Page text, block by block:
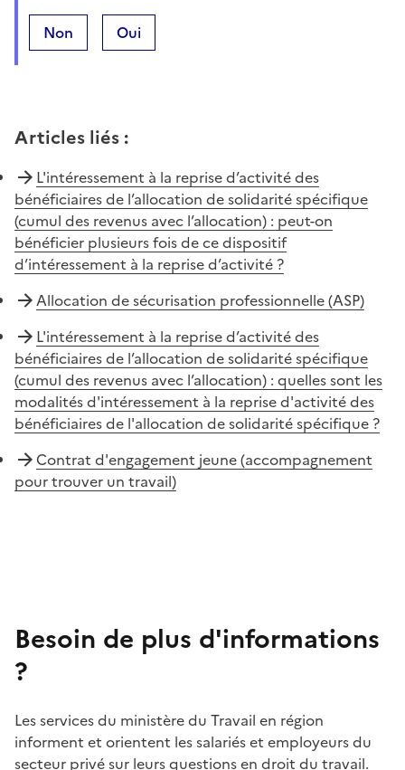
Non Oui
Articles liés :
L'intéressement à la reprise d’activité des
bénéficiaires de l’allocation de solidarité spécifique
(cumul des revenus avec l’allocation) : peut-on
bénéficier plusieurs fois de ce dispositif
d’intéressement à la reprise d’activité ?
Allocation de sécurisation professionnelle (ASP)
L'intéressement à la reprise d’activité des
bénéficiaires de l’allocation de solidarité spécifique
(cumul des revenus avec l’allocation) : quelles sont les
modalités d'intéressement à la reprise d'activité des
bénéficiaires de l'allocation de solidarité spécifique ?
Contrat d'engagement jeune (accompagnement
pour trouver un travail)
Besoin de plus d'informations
?
Les services du ministère du Travail en région
informent et orientent les salariés et employeurs du
secteur privé sur leurs questions en droit du travail.